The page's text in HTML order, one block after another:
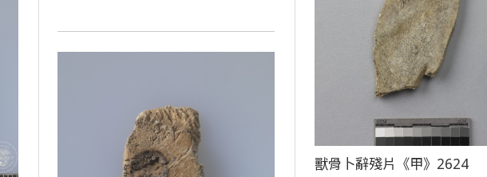
獸骨卜辭殘片《甲》2624